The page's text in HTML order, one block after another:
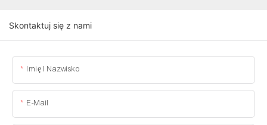
Skontaktuj się z nami
Imię I Nazwisko
E-Mail